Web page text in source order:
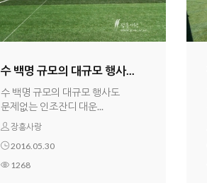
수 백명 규모의 대규모 행사...
수 백명 규모의 대규모 행사도
문제없는 인조잔디 대운...
장흥사랑
2016.05.30
1268